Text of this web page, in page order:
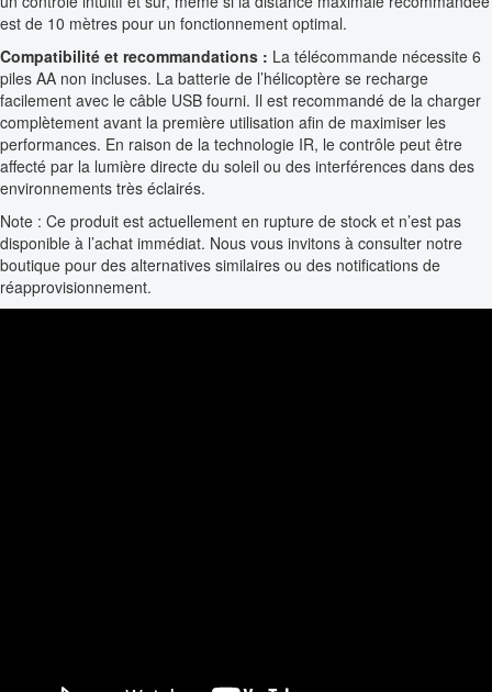
est de 10 mètres pour un fonctionnement optimal.
Compatibilité et recommandations : La télécommande nécessite 6
piles AA non incluses. La batterie de l’hélicoptère se recharge
facilement avec le câble USB fourni. Il est recommandé de la charger
complètement avant la première utilisation afin de maximiser les
performances. En raison de la technologie IR, le contrôle peut être
affecté par la lumière directe du soleil ou des interférences dans des
environnements très éclairés.
Note : Ce produit est actuellement en rupture de stock et n’est pas
disponible à l’achat immédiat. Nous vous invitons à consulter notre
boutique pour des alternatives similaires ou des notifications de
réapprovisionnement.